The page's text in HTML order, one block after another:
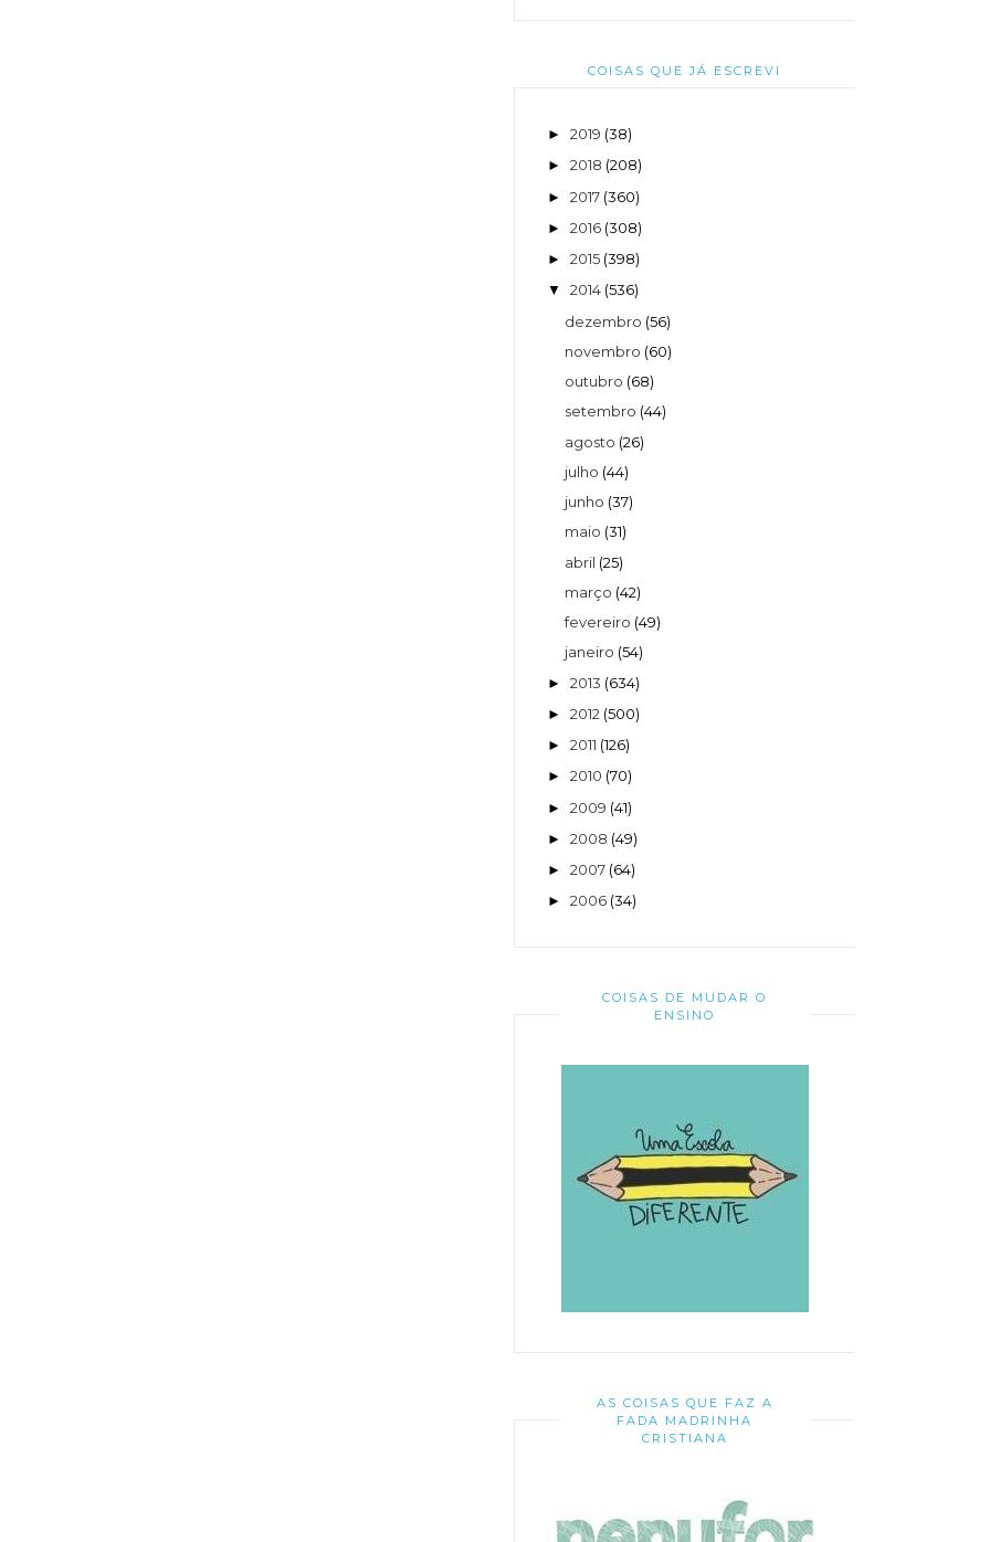
COISAS QUE JÁ ESCREVI
► 2019 (38)
► 2018 (208)
► 2017 (360)
► 2016 (308)
► 2015 (398)
▼ 2014 (536)
dezembro (56)
novembro (60)
outubro (68)
setembro (44)
agosto (26)
julho (44)
junho (37)
maio (31)
abril (25)
março (42)
fevereiro (49)
janeiro (54)
► 2013 (634)
► 2012 (500)
► 2011 (126)
► 2010 (70)
► 2009 (41)
► 2008 (49)
► 2007 (64)
► 2006 (34)
COISAS DE MUDAR O
ENSINO
AS COISAS QUE FAZ A
FADA MADRINHA
CRISTIANA